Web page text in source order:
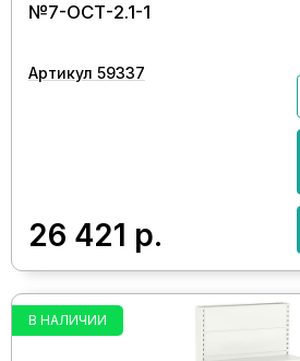
№7-ОСТ-2.1-1
Артикул 59337
26 421 р.
В НАЛИЧИИ